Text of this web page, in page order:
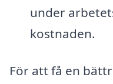
under
kostnaden.
För att få en